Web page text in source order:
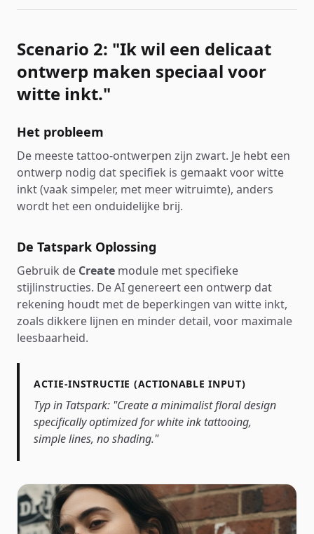
Scenario 2: "Ik wil een delicaat
ontwerp maken speciaal voor
witte inkt."
Het probleem
De meeste tattoo-ontwerpen zijn zwart. Je hebt een
ontwerp nodig dat specifiek is gemaakt voor witte
inkt (vaak simpeler, met meer witruimte), anders
wordt het een onduidelijke brij.
De Tatspark Oplossing
Gebruik de Create module met specifieke
stijlinstructies. De AI genereert een ontwerp dat
rekening houdt met de beperkingen van witte inkt,
zoals dikkere lijnen en minder detail, voor maximale
leesbaarheid.
ACTIE-INSTRUCTIE (ACTIONABLE INPUT)
Typ in Tatspark: "Create a minimalist floral design
specifically optimized for white ink tattooing,
simple lines, no shading."